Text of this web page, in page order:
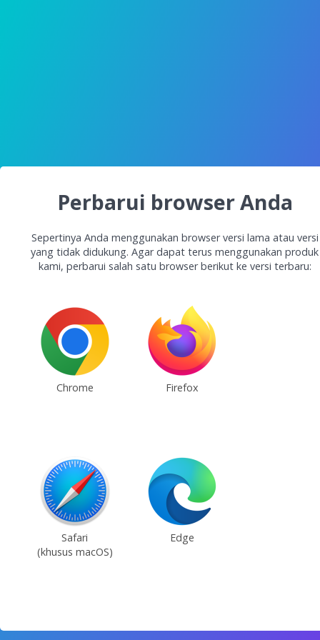
Perbarui browser Anda
Sepertinya Anda menggunakan browser versi lama atau versi
yang tidak didukung. Agar dapat terus menggunakan produk
kami, perbarui salah satu browser berikut ke versi terbaru:
Chrome Firefox
Safari
(khusus macOS)
Edge